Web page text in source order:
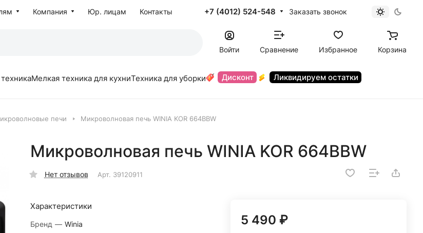
Компания Юр. лицам Контакты +7 (4012) 524-548 Заказать звонок
Войти Сравнение Избранное Корзина
Мелкая техника для кухниТехника для уборки Дисконт Ликвидируем остатки
печи Микроволновая печь WINIA KOR 664BBW
Микроволновая печь WINIA KOR 664BBW
Нет отзывов Арт. 39120911
Характеристики
Бренд — Winia
5 490 ₽